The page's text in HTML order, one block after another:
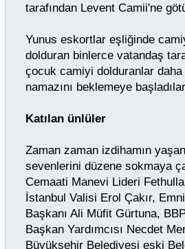
tarafından Levent Camii'ne
Yunus eskortlar eşliğinde
dolduran binlerce vatandaş
çocuk camiyi dolduranlar
namazını beklemeye
Katılan ünlüler
Zaman zaman izdihamın
sevenlerini düzene sokmaya
Cemaati Manevi Lideri
İstanbul Valisi Erol Çakır,
Başkanı Ali Müfit Gürtuna,
Başkan Yardımcısı Necdet
Büyükşehir Belediyesi eski